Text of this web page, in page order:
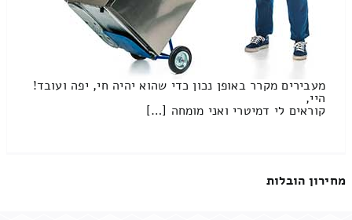
מעבירים מקרר באופן נכון כדי שהוא יהיה חי, יפה ועובד!
היי,
קוראים לי דמיטרי ואני מומחה […]
מחירון הובלות